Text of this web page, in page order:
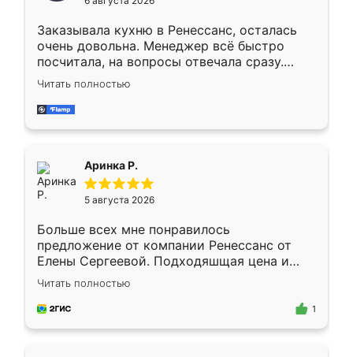
мебели буду заказывать только здесь.
Заказывала кухню в Ренессанс, осталась
очень довольна. Менеджер всё быстро
посчитала, на вопросы отвечала сразу.
Замерщик приехал в субботу, подошёл к
делу со всей ответственностью. Собрали
за день, ребята работали аккуратно, даже
Читать полностью
Аринка Р.
5 августа 2026
Больше всех мне понравилось
предложение от компании Ренессанс от
Елены Сергеевой. Подходяшщая цена и
короткие сроки изготовления. Приехавший
для замера сотрудник Владислав
предложил по моему эскизу самый
Читать полностью
1